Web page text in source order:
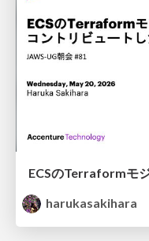
harukasakihara